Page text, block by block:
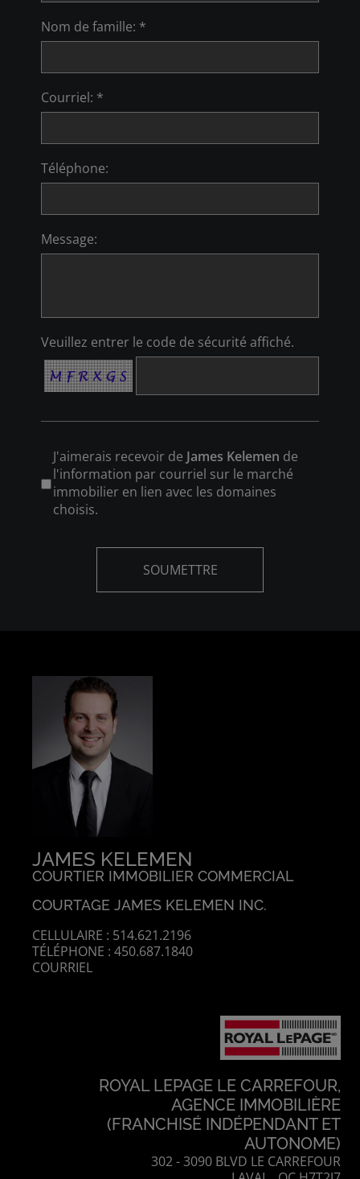
Nom de famille: *
Courriel: *
Téléphone:
Message:
Veuillez entrer le code de sécurité affiché.
J'aimerais recevoir de James Kelemen de
l'information par courriel sur le marché
immobilier en lien avec les domaines
choisis.
JAMES KELEMEN
COURTIER IMMOBILIER COMMERCIAL
COURTAGE JAMES KELEMEN INC.
CELLULAIRE : 514.621.2196
TÉLÉPHONE : 450.687.1840
COURRIEL
ROYAL LEPAGE LE CARREFOUR,
AGENCE IMMOBILIÈRE
(FRANCHISÉ INDÉPENDANT ET
AUTONOME)
302 - 3090 BLVD LE CARREFOUR